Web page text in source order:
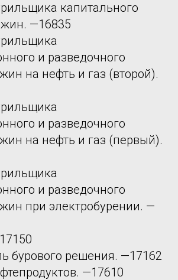
капитального
—16835
и разведочного
на нефть и газ (второй).
и разведочного
на нефть и газ (первый).
и разведочного
при электробурении. —
бурового решения. —17162
—17610